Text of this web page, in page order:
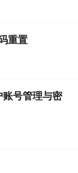
重置
号管理与密